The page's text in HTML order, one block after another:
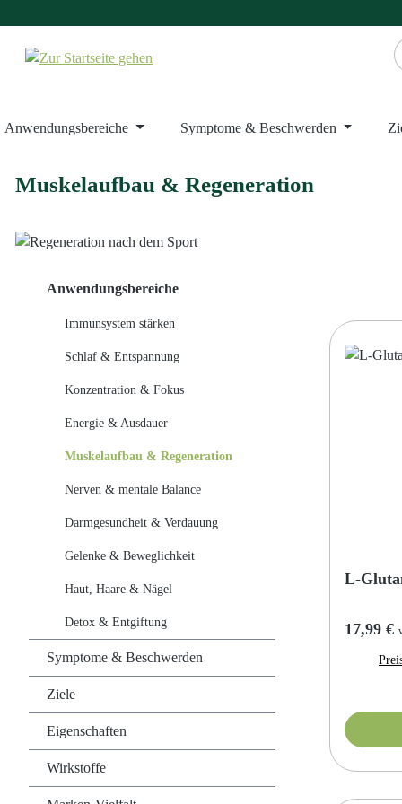
Anwendungsbereiche Symptome & Beschwerden
Muskelaufbau & Regeneration
Anwendungsbereiche
Immunsystem stärken
Schlaf & Entspannung
Konzentration & Fokus
Energie & Ausdauer
Muskelaufbau & Regeneration
Nerven & mentale Balance
Darmgesundheit & Verdauung
Gelenke & Beweglichkeit
Haut, Haare & Nägel
Detox & Entgiftung
Symptome & Beschwerden
Ziele
Eigenschaften
Wirkstoffe
L-
17,99 €